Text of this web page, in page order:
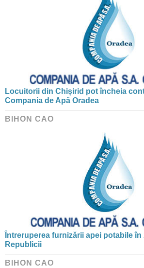
Locuitorii din Chișirid pot încheia
Compania de Apă Oradea
BIHON CAO
Întreruperea furnizării apei potabile
Republicii
BIHON CAO